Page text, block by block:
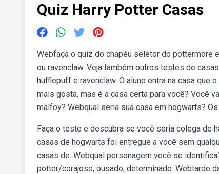
Quiz Harry Potter Casas
Webfaça o quiz do chapéu seletor do pottermore
ou ravenclaw. Veja também outros testes de
hufflepuff e ravenclaw. O aluno entra na casa que
mais gosta, mas é a casa certa para você? Você
malfoy? Webqual seria sua casa em hogwarts?
Faça o teste e descubra se você seria colega de
casas de hogwarts foi entregue a você sem
casas de. Webqual personagem você se
potter/corajoso, ousado, determinado. Webtarde